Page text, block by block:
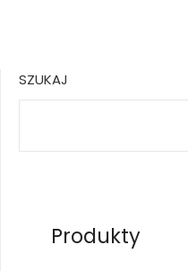
SZUKAJ
Produkty